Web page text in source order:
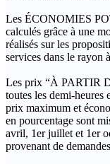
Les ÉCONOMIES
calculés grâce à une
réalisés sur les
services dans le rayon
Les prix “À PARTIR
toutes les demi-heures
prix maximum et
en pourcentage sont
avril, 1er juillet et 1er
provenant de